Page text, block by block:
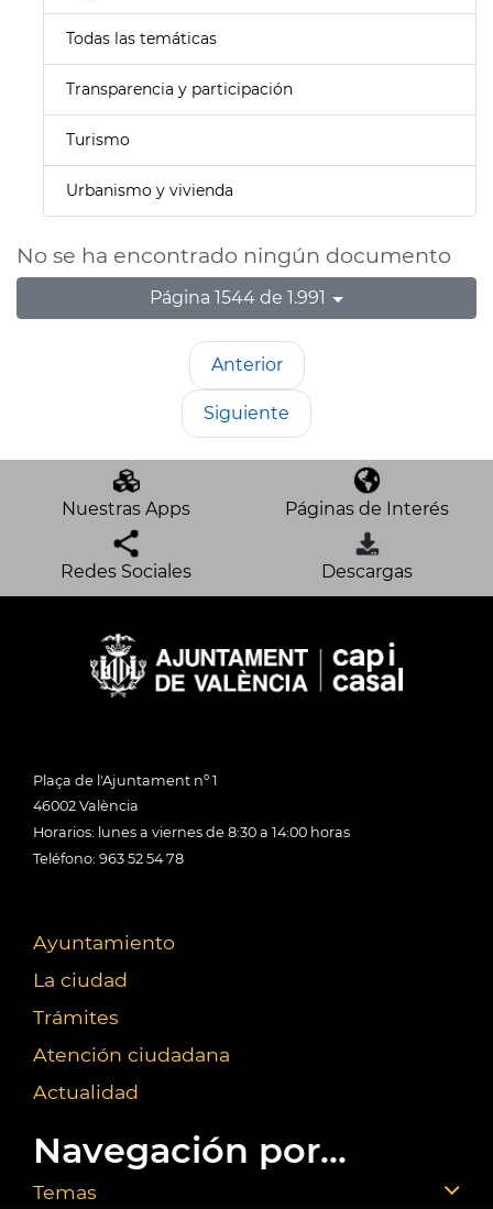
Todas las temáticas
Transparencia y participación
Turismo
Urbanismo y vivienda
No se ha encontrado ningún documento
Página 1544 de 1.991
Anterior
Siguiente
Nuestras Apps Páginas de Interés
Redes Sociales Descargas
Plaça de l'Ajuntament nº 1
46002 València
Horarios: lunes a viernes de 8:30 a 14:00 horas
Teléfono: 963 52 54 78
Ayuntamiento
La ciudad
Trámites
Atención ciudadana
Actualidad
Navegación por...
Temas